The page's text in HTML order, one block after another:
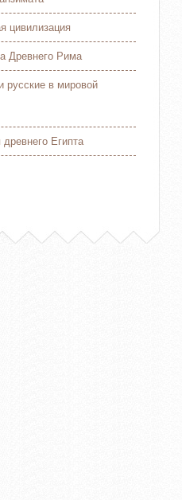
цивилизация
Древнего Рима
русские в мировой
древнего Египта